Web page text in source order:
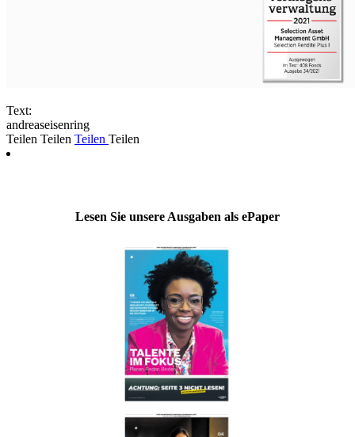
Text:
andreaseisenring
Teilen Teilen Teilen Teilen
Lesen Sie unsere Ausgaben als ePaper